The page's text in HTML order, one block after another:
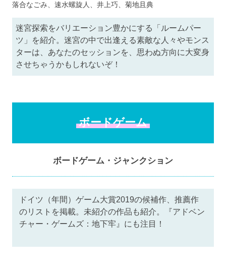
落合なごみ、速水螺旋人、井上巧、菊地且典
迷宮探索をバリエーション豊かにする「ルームパー
ツ」を紹介。迷宮の中で出逢える素敵な人々やモンス
ターは、あなたのセッションを、思わぬ方向に大変身
させちゃうかもしれないぞ！
ボードゲーム
ボードゲーム・ジャンクション
ドイツ（年間）ゲーム大賞2019の候補作、推薦作
のリストを掲載。未紹介の作品も紹介。『アドベン
チャー・ゲームズ：地下牢』にも注目！